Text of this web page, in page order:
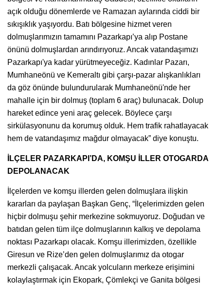
açık olduğu dönemlerde ve Ramazan aylarında ciddi bir
sıkışıklık yaşıyordu. Batı bölgesine hizmet veren
dolmuşlarımızın tamamını Pazarkapı’ya alıp Postane
önünü dolmuşlardan arındırıyoruz. Ancak vatandaşımızı
Pazarkapı'ya kadar yürütmeyeceğiz. Kadınlar Pazarı,
Mumhaneönü ve Kemeraltı gibi çarşı-pazar alışkanlıkları
da göz önünde bulundurularak Mumhaneönü'nde her
mahalle için bir dolmuş (toplam 6 araç) bulunacak. Dolup
hareket edince yeni araç gelecek. Böylece çarşı
sirkülasyonunu da korumuş olduk. Hem trafik rahatlayacak
hem de vatandaşımız mağdur olmayacak” diye konuştu.
İLÇELER PAZARKAPI’DA, KOMŞU İLLER OTOGARDA
DEPOLANACAK
İlçelerden ve komşu illerden gelen dolmuşlara ilişkin
kararları da paylaşan Başkan Genç, “İlçelerimizden gelen
hiçbir dolmuşu şehir merkezine sokmuyoruz. Doğudan ve
batıdan gelen tüm ilçe dolmuşlarının kalkış ve depolama
noktası Pazarkapı olacak. Komşu illerimizden, özellikle
Giresun ve Rize’den gelen dolmuşlarımız da otogar
merkezli çalışacak. Ancak yolcuların merkeze erişimini
kolaylaştırmak için Ekopark, Çömlekçi ve Ganita bölgesi